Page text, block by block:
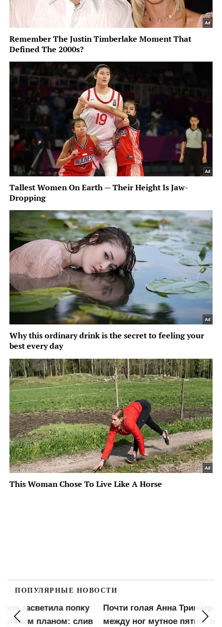
ПОПУЛЯРНЫЕ НОВОСТИ
Почти голая Анна Тринчер засветила
между ног мутное пятно: торчащая